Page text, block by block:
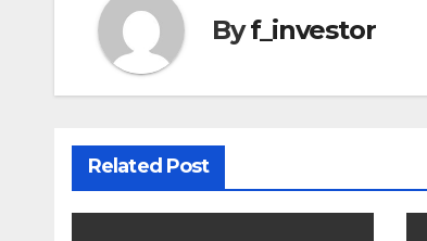
ゲ
ー
ョ
ン
Byf_investor
Related Post